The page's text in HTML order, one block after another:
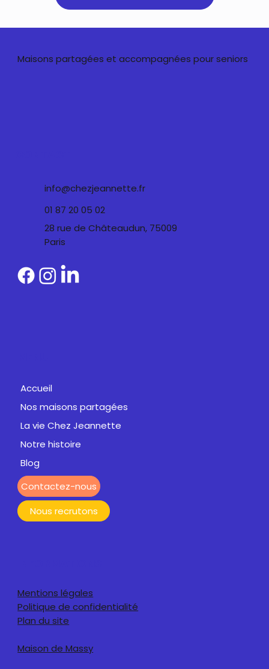
Maisons partagées et accompagnées pour seniors
info@chezjeannette.fr
01 87 20 05 02
28 rue de Châteaudun, 75009
Paris
Accueil
Nos maisons partagées
La vie Chez Jeannette
Notre histoire
Blog
Contactez-nous
Nous recrutons
Mentions légales
Politique de confidentialité
Plan du site
Maison de Massy